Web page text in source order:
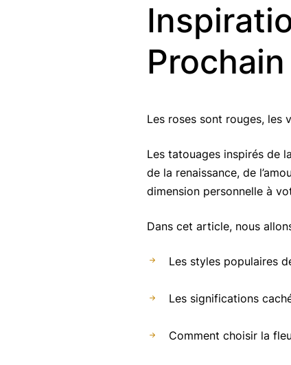
Les roses sont rouges,
Les tatouages inspirés de
de la renaissance, de
dimension personnelle à
Dans cet article, nous
Les styles populaires
Les significations
Comment choisir la